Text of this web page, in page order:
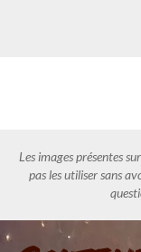
Les images présentes
pas les utiliser sans